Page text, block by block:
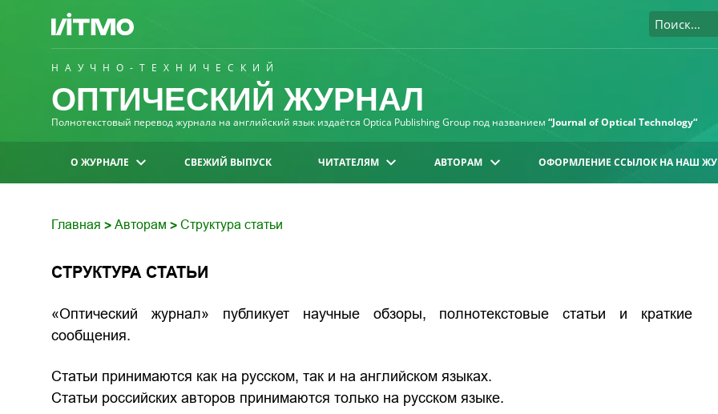
НАУЧНО-ТЕХНИЧЕСКИЙ
ОПТИЧЕСКИЙ ЖУРНАЛ
Полнотекстовый перевод журнала на английский язык издаётся Optica Publishing Group под названием “Journal of Optical Technology“
О ЖУРНАЛЕ СВЕЖИЙ ВЫПУСК ЧИТАТЕЛЯМ АВТОРАМ ОФОРМЛЕНИЕ ССЫЛОК НА НАШ
Главная > Авторам > Структура статьи
СТРУКТУРА СТАТЬИ
«Оптический журнал» публикует научные обзоры, полнотекстовые статьи и краткие
сообщения.
Статьи принимаются как на русском, так и на английском языках.
Статьи российских авторов принимаются только на русском языке.